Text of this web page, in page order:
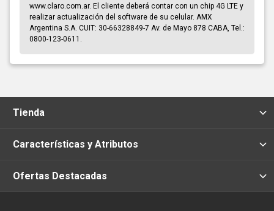
www.claro.com.ar. El cliente deberá contar con un chip 4G LTE y
realizar actualización del software de su celular. AMX
Argentina S.A. CUIT: 30-66328849-7 Av. de Mayo 878 CABA, Tel.:
0800-123-0611.
Tienda
Características y Atributos
Ofertas Destacadas